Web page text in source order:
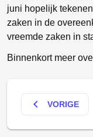
juni hopelijk
zaken in de
vreemde zaken in
Binnenkort meer
keyboard_arrow_left VORIGE